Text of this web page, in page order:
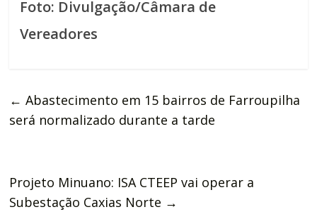
Foto: Divulgação/Câmara de
Vereadores
← Abastecimento em 15 bairros de Farroupilha
será normalizado durante a tarde
Projeto Minuano: ISA CTEEP vai operar a
Subestação Caxias Norte →